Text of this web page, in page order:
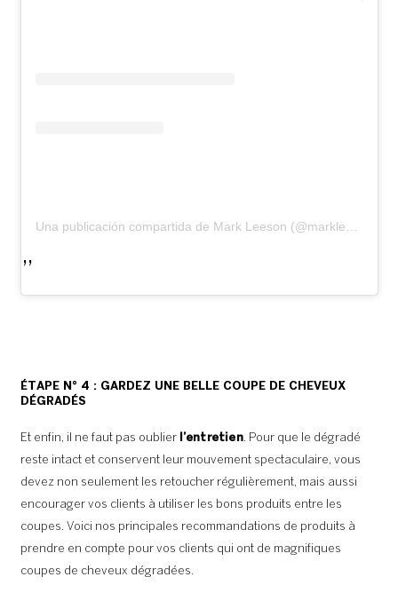
ÉTAPE N° 4 : GARDEZ UNE BELLE COUPE DE CHEVEUX
DÉGRADÉS
Et enfin, il ne faut pas oublier l’entretien. Pour que le dégradé
reste intact et conservent leur mouvement spectaculaire, vous
devez non seulement les retoucher régulièrement, mais aussi
encourager vos clients à utiliser les bons produits entre les
coupes. Voici nos principales recommandations de produits à
prendre en compte pour vos clients qui ont de magnifiques
coupes de cheveux dégradées.